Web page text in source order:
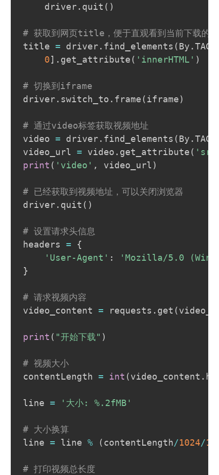
    driver
. quit ( )
# 获取到网页title，便于直观看到当前下载的
title = driver. find_elements (By .
0] . get_attribute( 'innerHTML' )
# 切换到iframe
driver. switch_to . frame(iframe)
# 通过video标签获取视频地址
video = driver. find_elements (By .
video_url = video . get_attribute(
print ( 'video' , video_url )
# 已经获取到视频地址，可以关闭浏览器
driver. quit ( )
# 设置请求头信息
headers =
{
'User-Agent' :
'Mozilla/5.0
}
# 请求视频内容
video_content = requests . get (
print ( "开始下载" )
# 视频大小
contentLength = int (video_content .
line = '大小: %.2fMB'
# 大小换算
line = line % (contentLength/1024/
# 打印视频总长度